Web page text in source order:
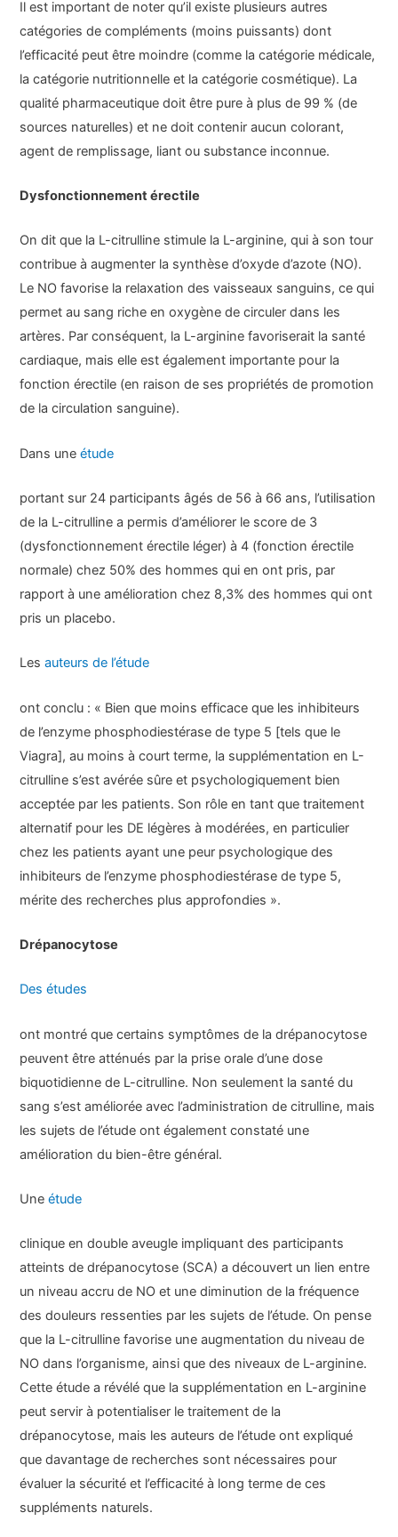
Il est important de noter qu’il existe plusieurs autres
catégories de compléments (moins puissants) dont
l’efficacité peut être moindre (comme la catégorie médicale,
la catégorie nutritionnelle et la catégorie cosmétique). La
qualité pharmaceutique doit être pure à plus de 99 % (de
sources naturelles) et ne doit contenir aucun colorant,
agent de remplissage, liant ou substance inconnue.
Dysfonctionnement érectile
On dit que la L-citrulline stimule la L-arginine, qui à son tour
contribue à augmenter la synthèse d’oxyde d’azote (NO).
Le NO favorise la relaxation des vaisseaux sanguins, ce qui
permet au sang riche en oxygène de circuler dans les
artères. Par conséquent, la L-arginine favoriserait la santé
cardiaque, mais elle est également importante pour la
fonction érectile (en raison de ses propriétés de promotion
de la circulation sanguine).
Dans uneétude
portant sur 24 participants âgés de 56 à 66 ans, l’utilisation
de la L-citrulline a permis d’améliorer le score de 3
(dysfonctionnement érectile léger) à 4 (fonction érectile
normale) chez 50% des hommes qui en ont pris, par
rapport à une amélioration chez 8,3% des hommes qui ont
pris un placebo.
Lesauteurs de l’étude
ont conclu : « Bien que moins efficace que les inhibiteurs
de l’enzyme phosphodiestérase de type 5 [tels que le
Viagra], au moins à court terme, la supplémentation en L-
citrulline s’est avérée sûre et psychologiquement bien
acceptée par les patients. Son rôle en tant que traitement
alternatif pour les DE légères à modérées, en particulier
chez les patients ayant une peur psychologique des
inhibiteurs de l’enzyme phosphodiestérase de type 5,
mérite des recherches plus approfondies ».
Drépanocytose
Des études
ont montré que certains symptômes de la drépanocytose
peuvent être atténués par la prise orale d’une dose
biquotidienne de L-citrulline. Non seulement la santé du
sang s’est améliorée avec l’administration de citrulline, mais
les sujets de l’étude ont également constaté une
amélioration du bien-être général.
Uneétude
clinique en double aveugle impliquant des participants
atteints de drépanocytose (SCA) a découvert un lien entre
un niveau accru de NO et une diminution de la fréquence
des douleurs ressenties par les sujets de l’étude. On pense
que la L-citrulline favorise une augmentation du niveau de
NO dans l’organisme, ainsi que des niveaux de L-arginine.
Cette étude a révélé que la supplémentation en L-arginine
peut servir à potentialiser le traitement de la
drépanocytose, mais les auteurs de l’étude ont expliqué
que davantage de recherches sont nécessaires pour
évaluer la sécurité et l’efficacité à long terme de ces
suppléments naturels.